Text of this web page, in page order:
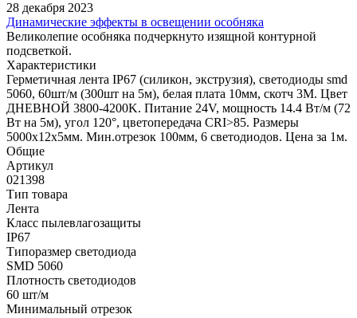
28 декабря 2023
Динамические эффекты в освещении особняка
Великолепие особняка подчеркнуто изящной контурной
подсветкой.
Характеристики
Герметичная лента IP67 (силикон, экструзия), светодиоды smd
5060, 60шт/м (300шт на 5м), белая плата 10мм, скотч 3М. Цвет
ДНЕВНОЙ 3800-4200K. Питание 24V, мощность 14.4 Вт/м (72
Вт на 5м), угол 120°, цветопередача CRI>85. Размеры
5000х12x5мм. Мин.отрезок 100мм, 6 светодиодов. Цена за 1м.
Общие
Артикул
021398
Тип товара
Лента
Класс пылевлагозащиты
IP67
Типоразмер светодиода
SMD 5060
Плотность светодиодов
60 шт/м
Минимальный отрезок